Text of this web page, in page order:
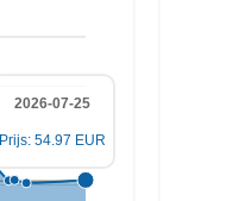
2026-07-25
Prijs: 54.97 EUR